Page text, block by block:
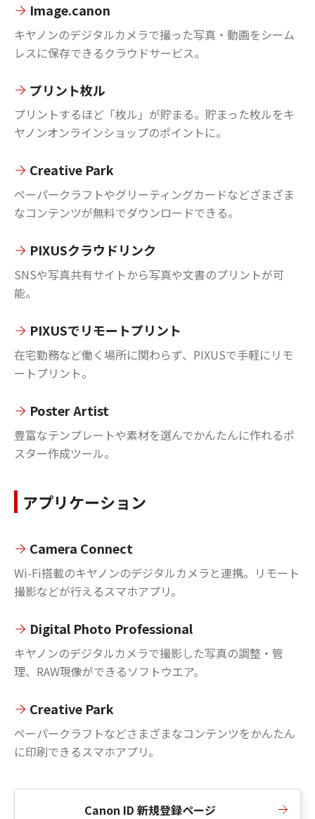
Image.canon
キヤノンのデジタルカメラで撮った写真・動画をシーム
レスに保存できるクラウドサービス。
プリント枚ル
プリントするほど「枚ル」が貯まる。貯まった枚ルをキ
ヤノンオンラインショップのポイントに。
Creative Park
ペーパークラフトやグリーティングカードなどざまざま
なコンテンツが無料でダウンロードできる。
PIXUSクラウドリンク
SNSや写真共有サイトから写真や文書のプリントが可
能。
PIXUSでリモートプリント
在宅勤務など働く場所に関わらず、PIXUSで手軽にリモ
ートプリント。
Poster Artist
豊富なテンプレートや素材を選んでかんたんに作れるポ
スター作成ツール。
アプリケーション
Camera Connect
Wi-Fi搭載のキヤノンのデジタルカメラと連携。リモート
撮影などが行えるスマホアプリ。
Digital Photo Professional
キヤノンのデジタルカメラで撮影した写真の調整・管
理、RAW現像ができるソフトウエア。
Creative Park
ペーパークラフトなどさまざまなコンテンツをかんたん
に印刷できるスマホアプリ。
Canon ID 新規登録ページ